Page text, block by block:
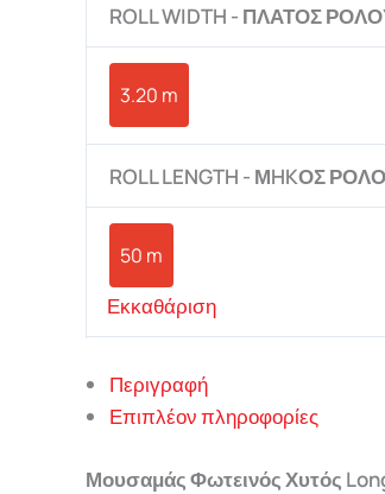
ROLL WIDTH - ΠΛΑΤΟΣ
3.20 m
ROLL LENGTH - ΜHKΟΣ
50 m
Εκκαθάριση
Περιγραφή
Επιπλέον πληροφορίες
Μουσαμάς Φωτεινός Χυτός